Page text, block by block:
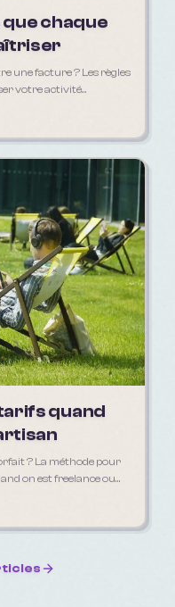
chaque
une facture ? Les règles
votre activité
quand
? La méthode pour
on est freelance ou